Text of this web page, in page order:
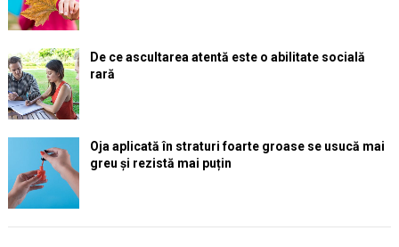
De ce ascultarea atentă este o abilitate socială
rară
Oja aplicată în straturi foarte groase se usucă mai
greu și rezistă mai puțin